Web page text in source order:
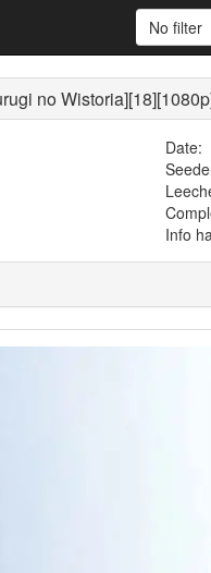
No filter
no
Date:
Info